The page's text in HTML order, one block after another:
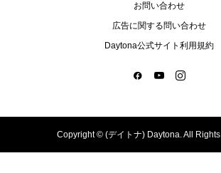
お問い合わせ
広告に関する問い合わせ
Daytona公式サイト利用規約
Copyright ©(デイトナ) Daytona. All